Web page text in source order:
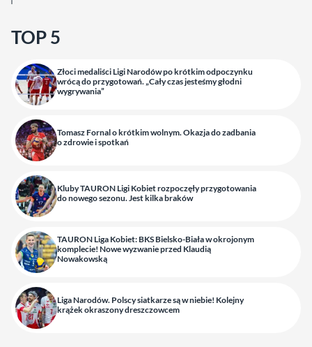
TOP 5
Złoci medaliści Ligi Narodów po krótkim odpoczynku
wrócą do przygotowań. „Cały czas jesteśmy głodni
wygrywania”
Tomasz Fornal o krótkim wolnym. Okazja do zadbania
o zdrowie i spotkań
Kluby TAURON Ligi Kobiet rozpoczęły przygotowania
do nowego sezonu. Jest kilka braków
TAURON Liga Kobiet: BKS Bielsko-Biała w okrojonym
komplecie! Nowe wyzwanie przed Klaudią
Nowakowską
Liga Narodów. Polscy siatkarze są w niebie! Kolejny
krążek okraszony dreszczowcem